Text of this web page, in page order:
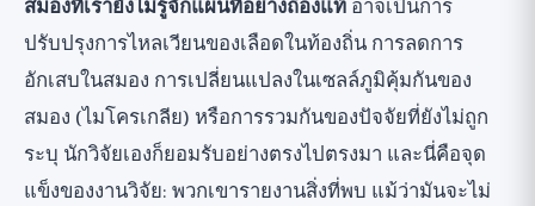
สมองที่เรายังไม่รู้จักแผนที่อย่างถ่องแท้ อาจเป็นการ
ปรับปรุงการไหลเวียนของเลือดในท้องถิ่น การลดการ
อักเสบในสมอง การเปลี่ยนแปลงในเซลล์ภูมิคุ้มกันของ
สมอง (ไมโครเกลีย) หรือการรวมกันของปัจจัยที่ยังไม่ถูก
ระบุ นักวิจัยเองก็ยอมรับอย่างตรงไปตรงมา และนี่คือจุด
แข็งของงานวิจัย: พวกเขารายงานสิ่งที่พบ แม้ว่ามันจะไม่